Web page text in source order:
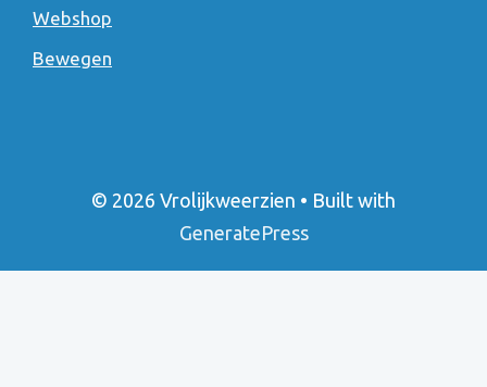
Webshop
Bewegen
© 2026 Vrolijkweerzien • Built with
GeneratePress